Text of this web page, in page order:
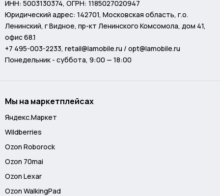
распределённо).​
Протоколы: PD3.1, PPS, QC, FCP, SCP, MiPPS;
мощность, температуру.
низкотемпературная тревога.​
ИНН: 5003130374, ОГРН: 1185027020947
Юридический адрес: 142701, Московская область, г.о.
Ленинский, г Видное, пр-кт Ленинского Комсомола, дом 41,
офис 68.1
+7 495-003-2233, retail@lamobile.ru / opt@lamobile.ru
Понедельник - суббота, 9:00 — 18:00
Мы на маркетплейсах
Яндекс.Маркет
Wildberries
Ozon Roborock
Ozon 70mai
Ozon Lexar
Ozon WalkingPad